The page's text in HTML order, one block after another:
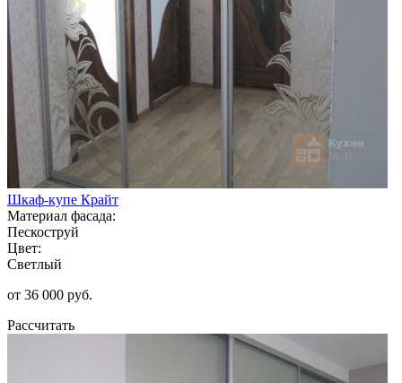
Шкаф-купе Крайт
Материал фасада:
Пескоструй
Цвет:
Светлый
от 36 000 руб.
Рассчитать